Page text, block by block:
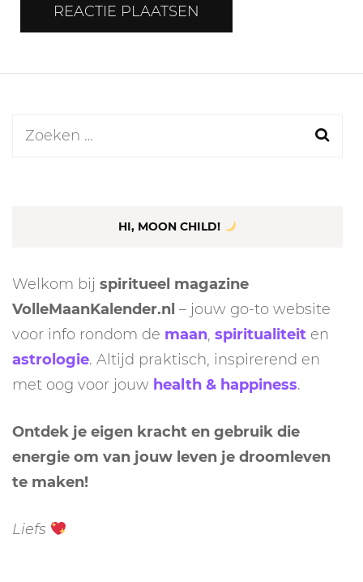
Zoeken
HI, MOON CHILD!
Welkom bij spiritueel magazine
VolleMaanKalender.nl – jouw go-to website
voor info rondom de maan, spiritualiteit en
astrologie. Altijd praktisch, inspirerend en
met oog voor jouw health & happiness.
Ontdek je eigen kracht en gebruik die
energie om van jouw leven je droomleven
te maken!
Liefs